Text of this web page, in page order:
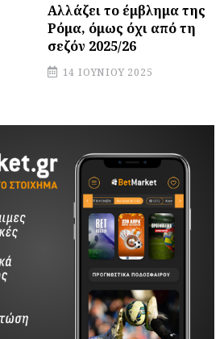
Αλλάζει το έμβλημα της
Ρόμα, όμως όχι από τη
σεζόν 2025/26
14 ΙΟΥΝΊΟΥ 2025